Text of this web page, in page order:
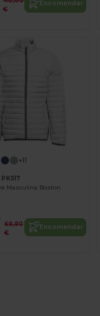
€
Encomendar
+11
Masculina Boston
69,90
€
Encomendar